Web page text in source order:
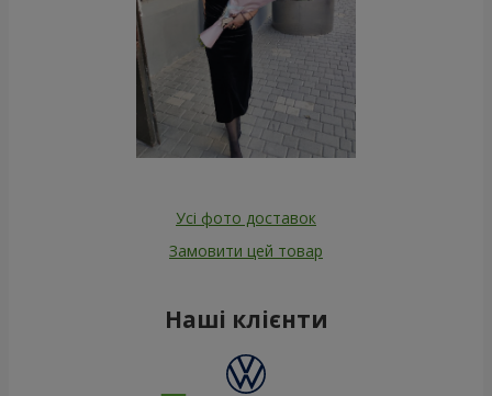
Усі фото доставок
Замовити цей товар
Наші клієнти